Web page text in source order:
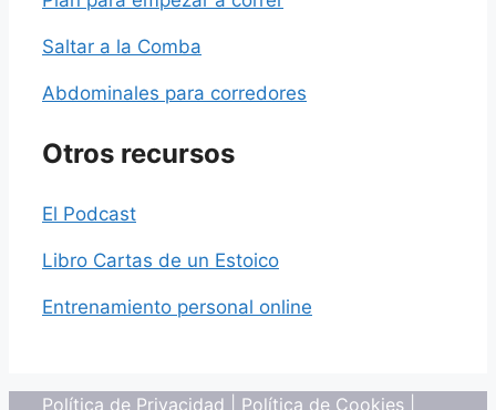
Saltar a la Comba
Abdominales para corredores
Otros recursos
El Podcast
Libro Cartas de un Estoico
Entrenamiento personal online
Política de Privacidad Política de Cookies